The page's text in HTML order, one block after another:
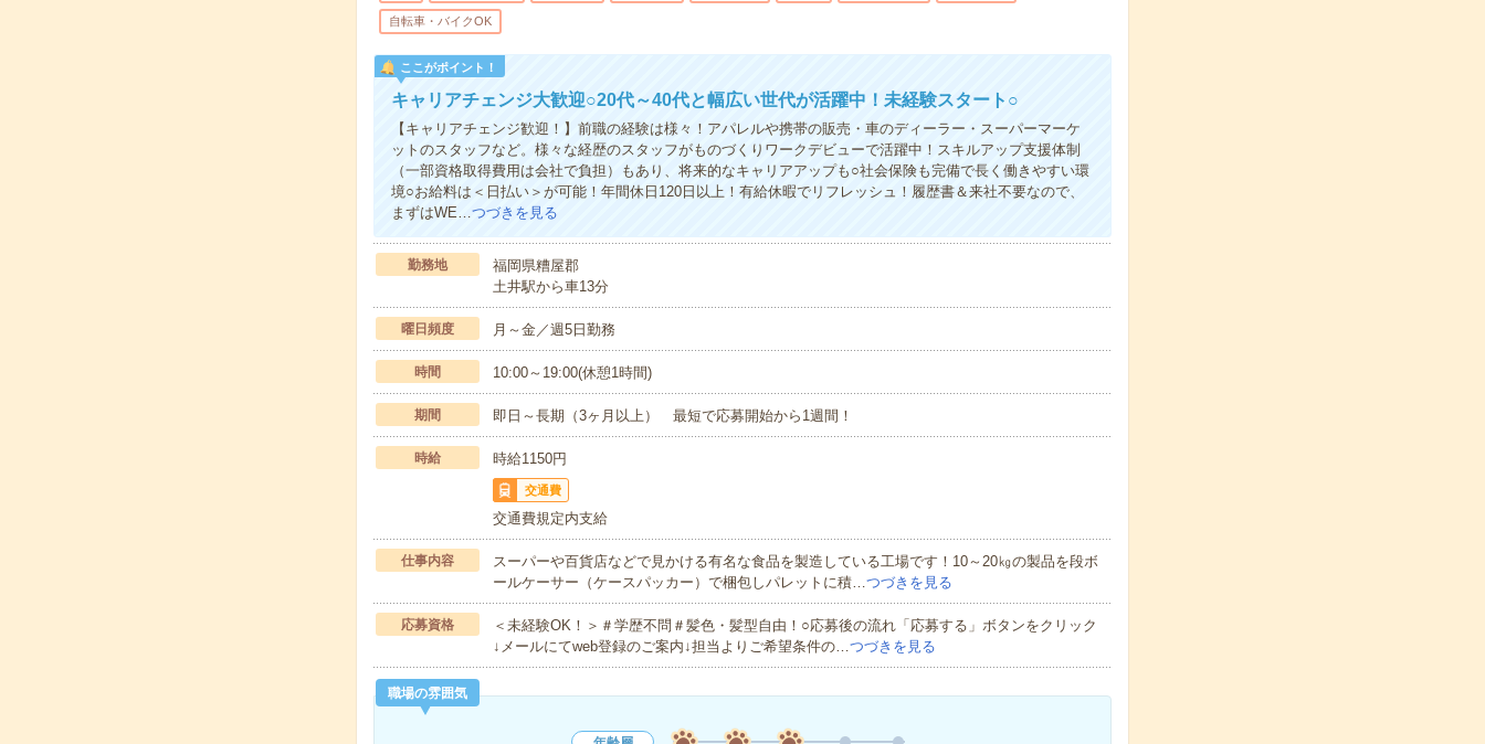
自転車・バイクOK
ここがポイント！
キャリアチェンジ大歓迎○20代～40代と幅広い世代が活躍中！未経験スタート○
【キャリアチェンジ歓迎！】前職の経験は様々！アパレルや携帯の販売・車のディーラー・スーパーマーケ
ットのスタッフなど。様々な経歴のスタッフがものづくりワークデビューで活躍中！スキルアップ支援体制
（一部資格取得費用は会社で負担）もあり、将来的なキャリアアップも○社会保険も完備で長く働きやすい環
境○お給料は＜日払い＞が可能！年間休日120日以上！有給休暇でリフレッシュ！履歴書＆来社不要なので、
まずはWE…つづきを見る
勤務地
福岡県糟屋郡
土井駅から車13分
曜日頻度 月～金／週5日勤務
時間 10:00～19:00(休憩1時間)
期間 即日～長期（3ヶ月以上） 最短で応募開始から1週間！
時給 時給1150円
交通費
交通費規定内支給
仕事内容
スーパーや百貨店などで見かける有名な食品を製造している工場です！10～20㎏の製品を段ボ
ールケーサー（ケースパッカー）で梱包しパレットに積…つづきを見る
応募資格
＜未経験OK！＞＃学歴不問＃髪色・髪型自由！○応募後の流れ「応募する」ボタンをクリック
↓メールにてweb登録のご案内↓担当よりご希望条件の…つづきを見る
職場の雰囲気